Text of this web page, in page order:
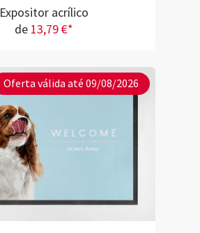
Expositor acrílico
de 13,79 €*
Oferta válida até 09/08/2026